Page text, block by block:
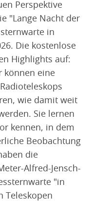
Perspektive
"Lange Nacht der
in
Die kostenlose
Highlights auf:
können eine
wie damit weit
Sie lernen
kennen, in dem
Beobachtung
die
Alfred-Jensch-
"in
Teleskopen